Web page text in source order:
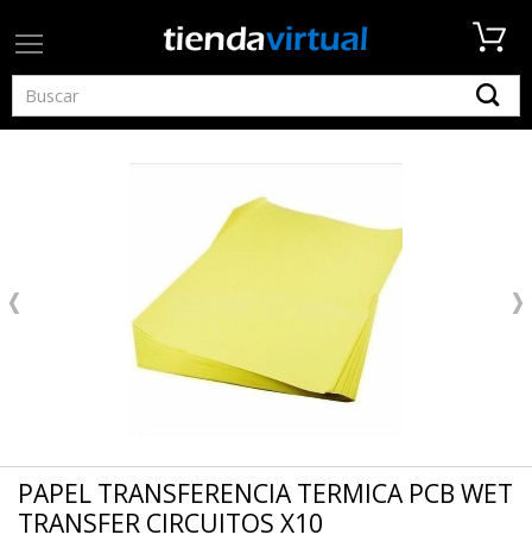
PAPEL TRANSFERENCIA TERMICA PCB WET
TRANSFER CIRCUITOS X10